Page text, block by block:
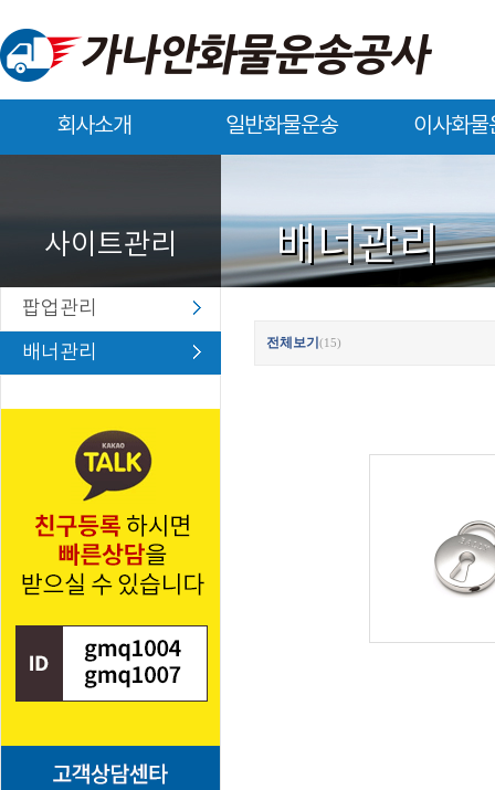
회사소개 일반화물운송 이사화물
사이트관리 배너관리
팝업관리
배너관리
전체보기 (15)